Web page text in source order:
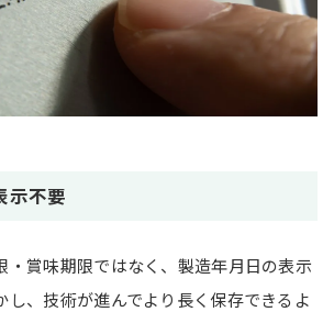
示不要
・賞味期限ではなく、製造年月日の表示
し、技術が進んでより長く保存できるよ